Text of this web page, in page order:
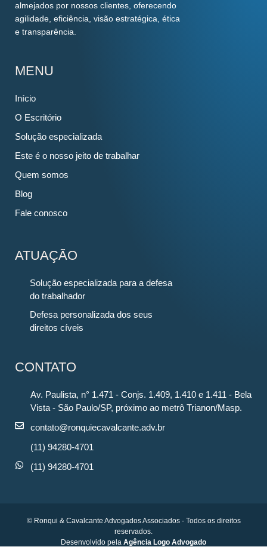
almejados por nossos clientes, oferecendo
agilidade, eficiência, visão estratégica, ética
e transparência.
MENU
Início
O Escritório
Solução especializada
Este é o nosso jeito de trabalhar
Quem somos
Blog
Fale conosco
ATUAÇÃO
Solução especializada para a defesa
do trabalhador
Defesa personalizada dos seus
direitos cíveis
CONTATO
Av. Paulista, n° 1.471 - Conjs. 1.409, 1.410 e 1.411 - Bela
Vista - São Paulo/SP, próximo ao metrô Trianon/Masp.
contato@ronquiecavalcante.adv.br
(11) 94280-4701
(11) 94280-4701
© Ronqui & Cavalcante Advogados Associados - Todos os direitos
reservados.
Desenvolvido pela Agência Logo Advogado